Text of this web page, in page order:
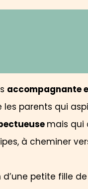
accompagnante
les parents qui
mais qui
à cheminer
d’une petite fille